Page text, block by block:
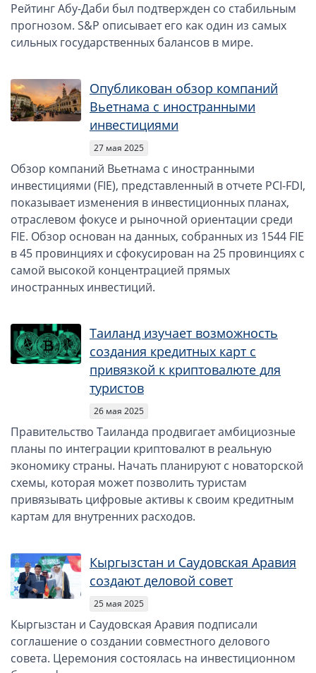
Способы оплаты
Вопросы и ответы
Автоматический обмен информацией
Контакты, схема проезда
Рейтинг Абу-Даби был подтвержден со стабильным
прогнозом. S&P описывает его как один из самых
сильных государственных балансов в мире.
Опубликован обзор компаний
Вьетнама с иностранными
инвестициями
27 мая 2025
Обзор компаний Вьетнама с иностранными
инвестициями (FIE), представленный в отчете PCI-FDI,
показывает изменения в инвестиционных планах,
отраслевом фокусе и рыночной ориентации среди
FIE. Обзор основан на данных, собранных из 1544 FIE
в 45 провинциях и сфокусирован на 25 провинциях с
самой высокой концентрацией прямых
иностранных инвестиций.
Таиланд изучает возможность
создания кредитных карт с
привязкой к криптовалюте для
туристов
26 мая 2025
Правительство Таиланда продвигает амбициозные
планы по интеграции криптовалют в реальную
экономику страны. Начать планируют с новаторской
схемы, которая может позволить туристам
привязывать цифровые активы к своим кредитным
картам для внутренних расходов.
Кыргызстан и Саудовская Аравия
создают деловой совет
25 мая 2025
Кыргызстан и Саудовская Аравия подписали
соглашение о создании совместного делового
совета. Церемония состоялась на инвестиционном